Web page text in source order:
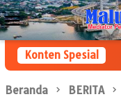
Loncat
ke
konten
Menu
Mobile
Konten Spesial
Beranda BERITA